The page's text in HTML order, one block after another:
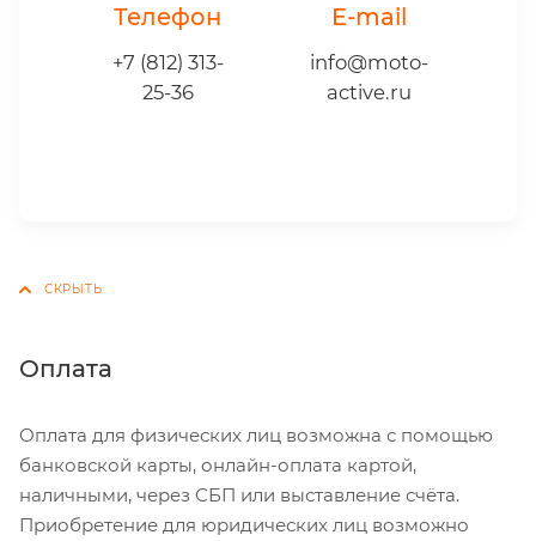
Телефон
+7 (812) 313-
25-36
E-mail
info@moto-
active.ru
Оплата
Оплата для физических лиц возможна с помощью
банковской карты, онлайн-оплата картой,
наличными, через СБП или выставление счёта.
Приобретение для юридических лиц возможно